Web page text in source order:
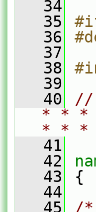
   34
   35
   36
   37
   38
   39
   40
//
* * *
* *
   41
   42
   43
{
   44
   45
/